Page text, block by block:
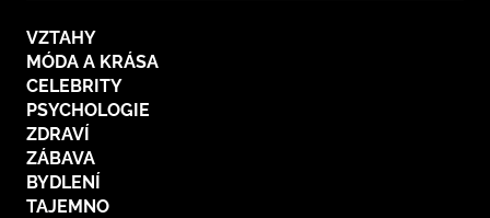
VZTAHY
MÓDA A KRÁSA
CELEBRITY
PSYCHOLOGIE
ZDRAVÍ
ZÁBAVA
BYDLENÍ
TAJEMNO